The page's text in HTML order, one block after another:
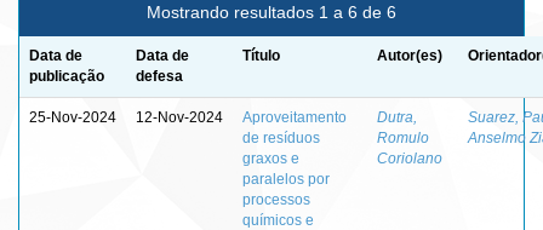
Mostrando resultados 1 a 6 de 6
Data de
publicação
Data de
defesa
Título Autor(es)
25-Nov-2024 12-Nov-2024
Aproveitamento
de resíduos
graxos e
paralelos por
processos
químicos e
Dutra,
Romulo
Coriolano
Suarez,
Anselmo